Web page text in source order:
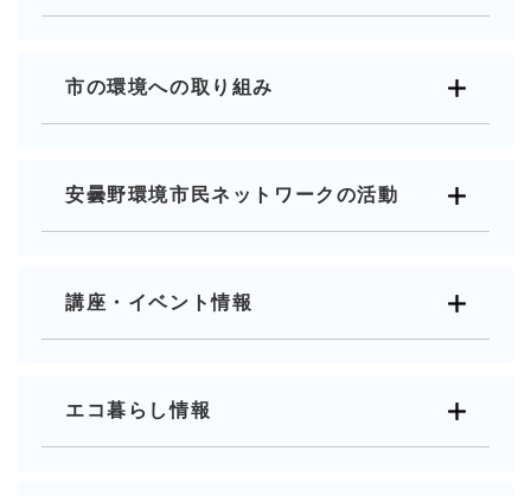
市の環境への取り組み
安曇野環境市民ネットワークの活動
講座・イベント情報
エコ暮らし情報